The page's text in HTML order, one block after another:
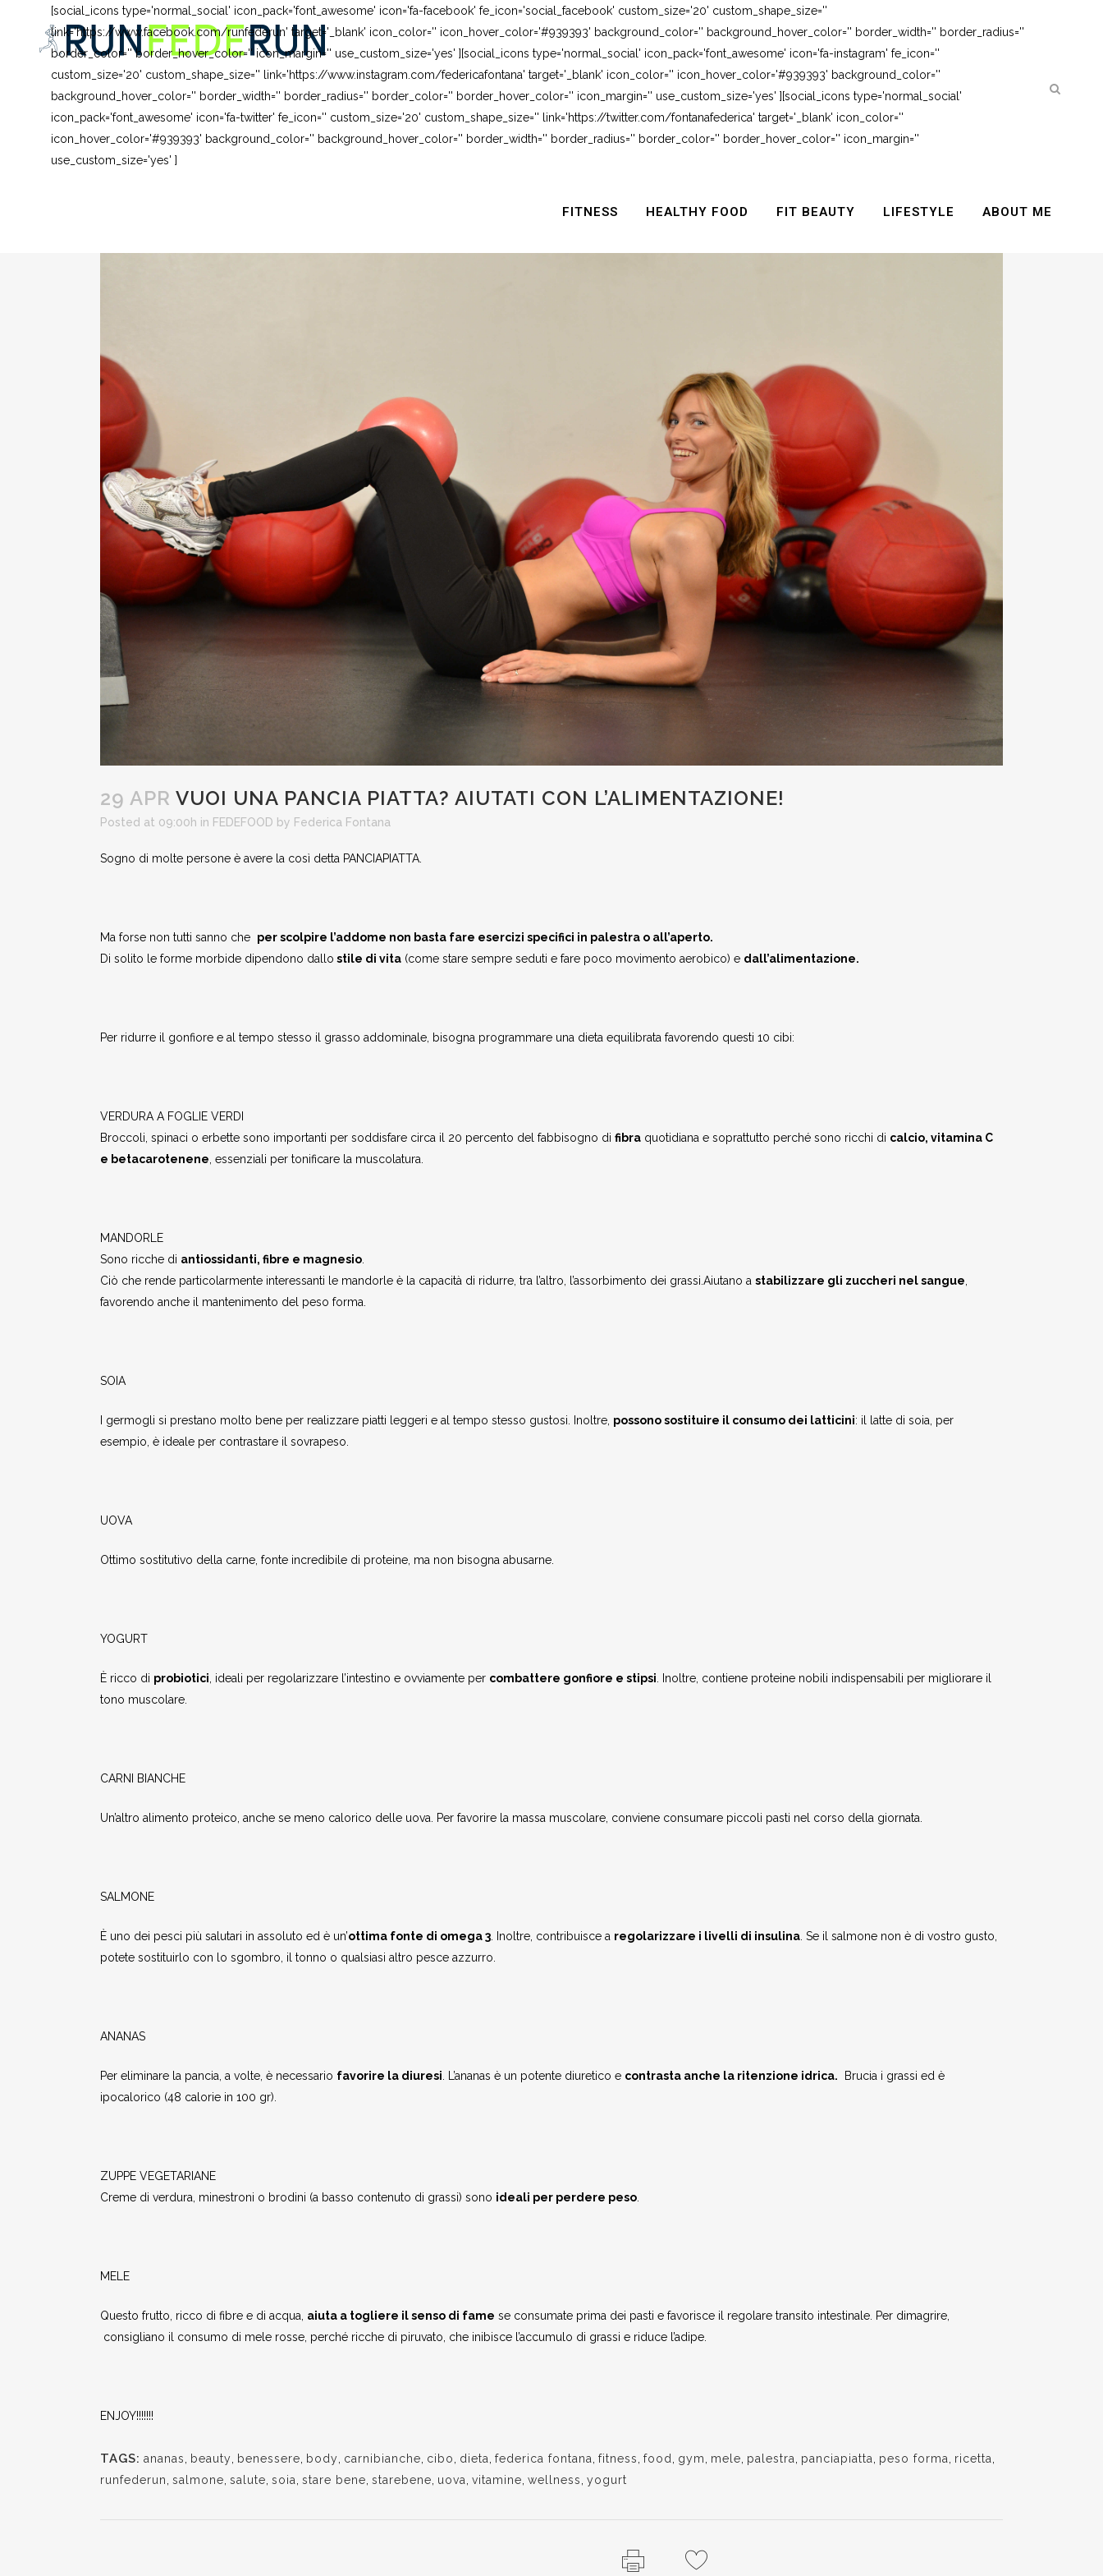
[social_icons type='normal_social' icon_pack='font_awesome' icon='fa-facebook' fe_icon='social_facebook' custom_size='20' custom_shape_size=''
link='https://www.facebook.com/runfederun' target='_blank' icon_color='' icon_hover_color='#939393' background_color='' background_hover_color='' border_width='' border_radius=''
border_color='' border_hover_color='' icon_margin='' use_custom_size='yes' ][social_icons type='normal_social' icon_pack='font_awesome' icon='fa-instagram' fe_icon=''
custom_size='20' custom_shape_size='' link='https://www.instagram.com/federicafontana' target='_blank' icon_color='' icon_hover_color='#939393' background_color=''
background_hover_color='' border_width='' border_radius='' border_color='' border_hover_color='' icon_margin='' use_custom_size='yes' ][social_icons type='normal_social'
icon_pack='font_awesome' icon='fa-twitter' fe_icon='' custom_size='20' custom_shape_size='' link='https://twitter.com/fontanafederica' target='_blank' icon_color=''
icon_hover_color='#939393' background_color='' background_hover_color='' border_width='' border_radius='' border_color='' border_hover_color='' icon_margin=''
use_custom_size='yes' ]
FITNESS HEALTHY FOOD FIT BEAUTY LIFESTYLE ABOUT ME
29 APR VUOI UNA PANCIA PIATTA? AIUTATI CON L’ALIMENTAZIONE!
Posted at 09:00h in FEDEFOOD by Federica Fontana
Sogno di molte persone è avere la così detta PANCIAPIATTA.
Ma forse non tutti sanno che per scolpire l’addome non basta fare esercizi specifici in palestra o all’aperto.
Di solito le forme morbide dipendono dallo stile di vita (come stare sempre seduti e fare poco movimento aerobico) e dall’alimentazione.
Per ridurre il gonfiore e al tempo stesso il grasso addominale, bisogna programmare una dieta equilibrata favorendo questi 10 cibi:
VERDURA A FOGLIE VERDI
Broccoli, spinaci o erbette sono importanti per soddisfare circa il 20 percento del fabbisogno di fibra quotidiana e soprattutto perché sono ricchi di calcio, vitamina C
e betacarotenene , essenziali per tonificare la muscolatura.
MANDORLE
Sono ricche di antiossidanti, fibre e magnesio
Ciò che rende particolarmente interessanti le mandorle è la capacità di ridurre, tra l’altro, l’assorbimento dei grassi.Aiutano a stabilizzare gli zuccheri nel sangue
favorendo anche il mantenimento del peso forma.
SOIA
I germogli si prestano molto bene per realizzare piatti leggeri e al tempo stesso gustosi. Inoltre, possono sostituire il consumo dei latticini: il latte di soia, per
esempio, è ideale per contrastare il sovrapeso.
UOVA
Ottimo sostitutivo della carne, fonte incredibile di proteine, ma non bisogna abusarne.
YOGURT
È ricco di probiotici , ideali per regolarizzare l’intestino e ovviamente per combattere gonfiore e stipsi . Inoltre, contiene proteine nobili indispensabili per migliorare il
tono muscolare.
CARNI BIANCHE
Un’altro alimento proteico, anche se meno calorico delle uova. Per favorire la massa muscolare, conviene consumare piccoli pasti nel corso della giornata.
SALMONE
È uno dei pesci più salutari in assoluto ed è un’ottima fonte di omega 3 . Inoltre, contribuisce a regolarizzare i livelli di insulina . Se il salmone non è di vostro gusto,
potete sostituirlo con lo sgombro, il tonno o qualsiasi altro pesce azzurro.
ANANAS
Per eliminare la pancia, a volte, è necessario favorire la diuresi . L’ananas è un potente diuretico e contrasta anche la ritenzione idrica. Brucia i grassi ed è
ipocalorico (48 calorie in 100 gr).
ZUPPE VEGETARIANE
Creme di verdura, minestroni o brodini (a basso contenuto di grassi) sono ideali per perdere peso
MELE
Questo frutto, ricco di fibre e di acqua, aiuta a togliere il senso di fame se consumate prima dei pasti e favorisce il regolare transito intestinale. Per dimagrire,
consigliano il consumo di mele rosse, perché ricche di piruvato, che inibisce l’accumulo di grassi e riduce l’adipe.
ENJOY!!!!!!!
TAGS: ananas beauty benessere body carnibianche cibo dieta federica fontana fitness food gym mele palestra panciapiatta peso forma ricetta
runfederun salmone salute soia stare bene starebene uova vitamine wellness yogurt